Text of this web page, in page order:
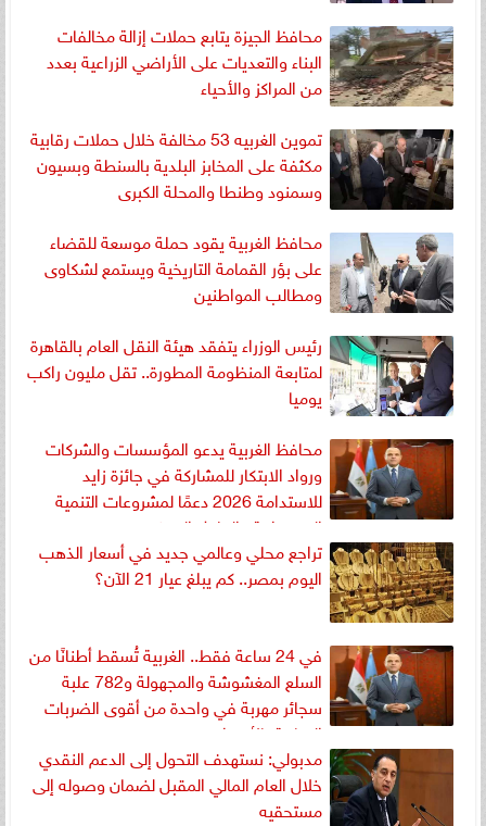
محافظ الجيزة يتابع حملات إزالة مخالفات
البناء والتعديات على الأراضي الزراعية بعدد
من المراكز والأحياء
تموين الغربيه 53 مخالفة خلال حملات رقابية
مكثفة على المخابز البلدية بالسنطة وبسيون
وسمنود وطنطا والمحلة الكبرى
محافظ الغربية يقود حملة موسعة للقضاء
على بؤر القمامة التاريخية ويستمع لشكاوى
ومطالب المواطنين
رئيس الوزراء يتفقد هيئة النقل العام بالقاهرة
لمتابعة المنظومة المطورة.. تقل مليون راكب
يوميا
محافظ الغربية يدعو المؤسسات والشركات
ورواد الابتكار للمشاركة في جائزة زايد
للاستدامة 2026 دعمًا لمشروعات التنمية
المستدامة والحلول المبتكرة
تراجع محلي وعالمي جديد في أسعار الذهب
اليوم بمصر.. كم يبلغ عيار 21 الآن؟
في 24 ساعة فقط.. الغربية تُسقط أطنانًا من
السلع المغشوشة والمجهولة و782 علبة
سجائر مهربة في واحدة من أقوى الضربات
الرقابية بالأسواق
مدبولي: نستهدف التحول إلى الدعم النقدي
خلال العام المالي المقبل لضمان وصوله إلى
مستحقيه